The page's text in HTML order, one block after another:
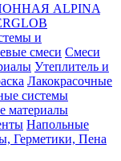
ALPINA
и
смеси Смеси
Утеплитель и
Лакокрасочные
системы
материалы
Напольные
Герметики, Пена